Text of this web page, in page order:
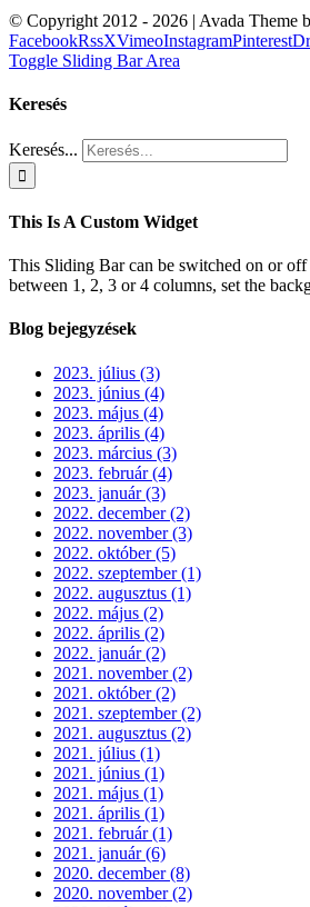
© Copyright 2012 - 2026 | Avada Theme
FacebookRssXVimeoInstagramPinterest
Toggle Sliding Bar Area
Keresés
Keresés...
This Is A Custom Widget
This Sliding Bar can be switched on or
between 1, 2, 3 or 4 columns, set the
Blog bejegyzések
2023. július (3)
2023. június (4)
2023. május (4)
2023. április (4)
2023. március (3)
2023. február (4)
2023. január (3)
2022. december (2)
2022. november (3)
2022. október (5)
2022. szeptember (1)
2022. augusztus (1)
2022. május (2)
2022. április (2)
2022. január (2)
2021. november (2)
2021. október (2)
2021. szeptember (2)
2021. augusztus (2)
2021. július (1)
2021. június (1)
2021. május (1)
2021. április (1)
2021. február (1)
2021. január (6)
2020. december (8)
2020. november (2)